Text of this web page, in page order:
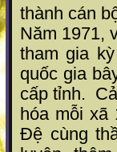
thành cán
Năm 1971,
tham gia
quốc gia
cấp tỉnh.
hóa mỗi xã
Đệ cùng